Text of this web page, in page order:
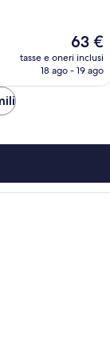
Il
prezzo
attuale
63 €
tasse e oneri inclusi
18 ago - 19 ago